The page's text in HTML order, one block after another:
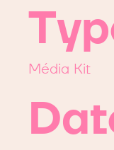
Média Kit